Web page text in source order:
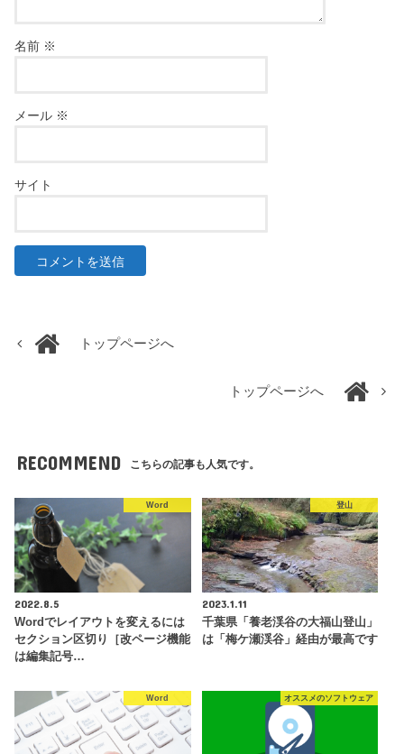
名前 ※
メール ※
サイト
トップページへ
トップページへ
RECOMMEND こちらの記事も人気です。
Word
2022.8.5
Wordでレイアウトを変えるには
セクション区切り［改ページ機能
は編集記号…
登山
2023.1.11
千葉県「養老渓谷の大福山登山」
は「梅ケ瀬渓谷」経由が最高です
Word オススメのソフトウェア